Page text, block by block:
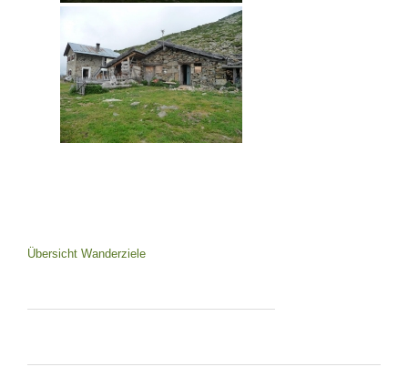
Übersicht Wanderziele